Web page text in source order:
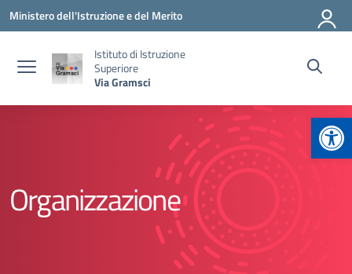
Vai ai contenuti
Vai al menu di navigazione
Vai al footer
Ministero dell'Istruzione e del Merito
Istituto di Istruzione
Superiore
Via Gramsci
Organizzazione